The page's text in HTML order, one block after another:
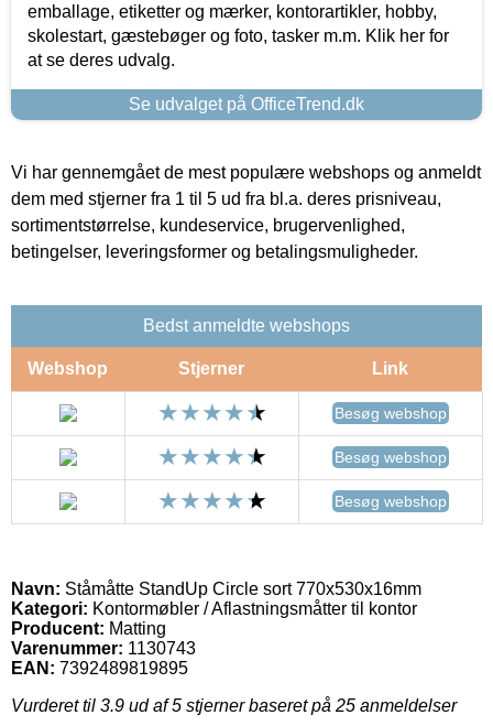
emballage, etiketter og mærker, kontorartikler, hobby,
skolestart, gæstebøger og foto, tasker m.m. Klik her for
at se deres udvalg.
Se udvalget på OfficeTrend.dk
Vi har gennemgået de mest populære webshops og anmeldt
dem med stjerner fra 1 til 5 ud fra bl.a. deres prisniveau,
sortimentstørrelse, kundeservice, brugervenlighed,
betingelser, leveringsformer og betalingsmuligheder.
Bedst anmeldte webshops
Webshop Stjerner Link
Besøg webshop
Besøg webshop
Besøg webshop
Navn: Ståmåtte StandUp Circle sort 770x530x16mm
Kategori: Kontormøbler / Aflastningsmåtter til kontor
Producent: Matting
Varenummer: 1130743
EAN: 7392489819895
Vurderet til 3.9 ud af 5 stjerner baseret på 25 anmeldelser